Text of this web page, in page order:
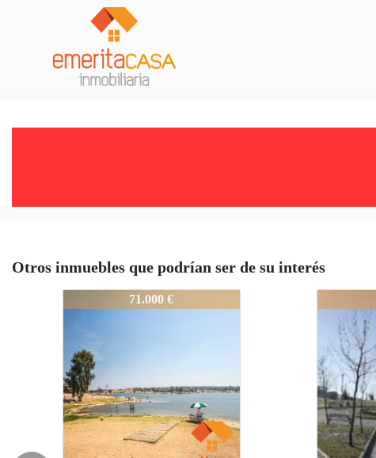
Otros inmuebles que podrían ser de su interés
1769-Espectacular_Finca_de_Rec
71.000 € 1769-